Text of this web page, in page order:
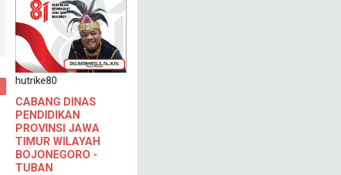
hutrike80
CABANG DINAS
PENDIDIKAN
PROVINSI JAWA
TIMUR WILAYAH
BOJONEGORO -
TUBAN